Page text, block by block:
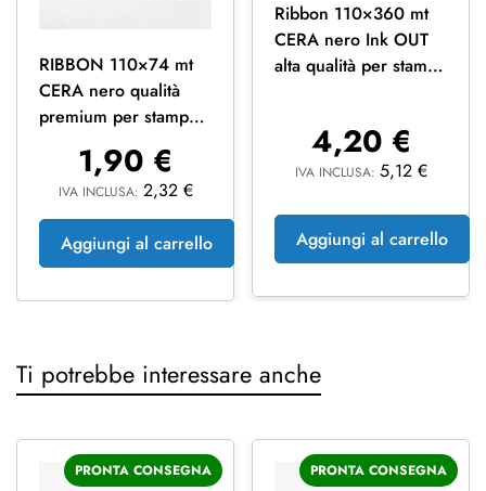
RIBBON 110×74 mt
CERA nero qualità
premium per stampa a
trasferimento termico
1,90 €
IVA INCLUSA: 2,32 €
Aggiungi al carrello
Ribbon 110×360 mt
CERA nero Ink OUT
alta qualità per stampa
4,20 €
IVA INCLUSA: 5,12 €
Aggiungi al carrello
Ti potrebbe interessare anche
PRONTA CONSEGNA PRONTA CONSEGNA